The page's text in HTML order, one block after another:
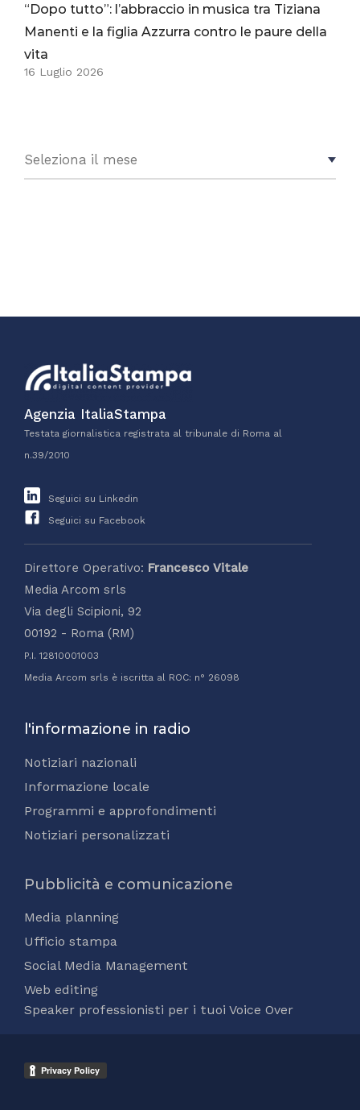
“Dopo tutto”: l’abbraccio in musica tra Tiziana
Manenti e la figlia Azzurra contro le paure della
vita
16 Luglio 2026
Agenzia ItaliaStampa
Testata giornalistica registrata al tribunale di Roma al
n.39/2010
Seguici su Linkedin
Seguici su Facebook
Direttore Operativo: Francesco Vitale
Media Arcom srls
Via degli Scipioni, 92
00192 - Roma (RM)
P.I. 12810001003
Media Arcom srls è iscritta al ROC: n° 26098
l'informazione in radio
Notiziari nazionali
Informazione locale
Programmi e approfondimenti
Notiziari personalizzati
Pubblicità e comunicazione
Media planning
Ufficio stampa
Social Media Management
Web editing
Speaker professionisti per i tuoi Voice Over